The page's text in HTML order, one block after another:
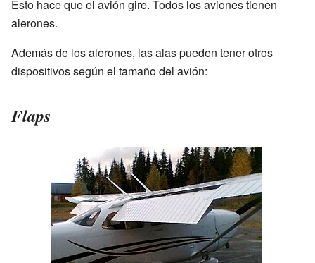
Esto hace que el avión gire. Todos los aviones tienen
alerones.
Además de los alerones, las alas pueden tener otros
dispositivos según el tamaño del avión:
Flaps